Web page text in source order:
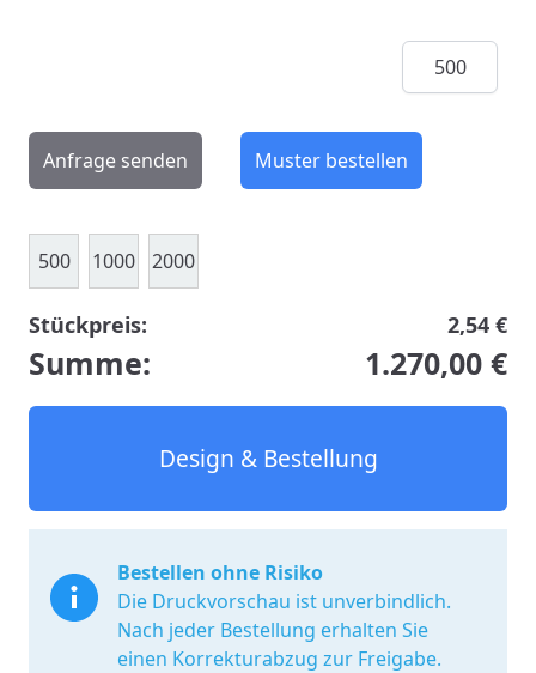
Menge
Anfrage senden Muster bestellen
500 1000 2000
Stückpreis: 2,54 €
Summe: 1.270,00 €
Design & Bestellung
Bestellen ohne Risiko
Die Druckvorschau ist unverbindlich.
Nach jeder Bestellung erhalten Sie
einen Korrekturabzug zur Freigabe.